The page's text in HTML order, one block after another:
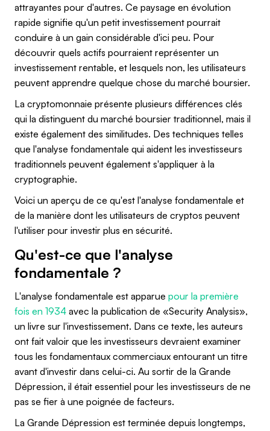
attrayantes pour d'autres. Ce paysage en évolution
rapide signifie qu'un petit investissement pourrait
conduire à un gain considérable d'ici peu. Pour
découvrir quels actifs pourraient représenter un
investissement rentable, et lesquels non, les utilisateurs
peuvent apprendre quelque chose du marché boursier.
La cryptomonnaie présente plusieurs différences clés
qui la distinguent du marché boursier traditionnel, mais il
existe également des similitudes. Des techniques telles
que l'analyse fondamentale qui aident les investisseurs
traditionnels peuvent également s'appliquer à la
cryptographie.
Voici un aperçu de ce qu'est l'analyse fondamentale et
de la manière dont les utilisateurs de cryptos peuvent
l'utiliser pour investir plus en sécurité.
Qu'est-ce que l'analyse
fondamentale ?
L'analyse fondamentale est apparue pour la première
fois en 1934 avec la publication de «Security Analysis»,
un livre sur l'investissement. Dans ce texte, les auteurs
ont fait valoir que les investisseurs devraient examiner
tous les fondamentaux commerciaux entourant un titre
avant d'investir dans celui-ci. Au sortir de la Grande
Dépression, il était essentiel pour les investisseurs de ne
pas se fier à une poignée de facteurs.
La Grande Dépression est terminée depuis longtemps,